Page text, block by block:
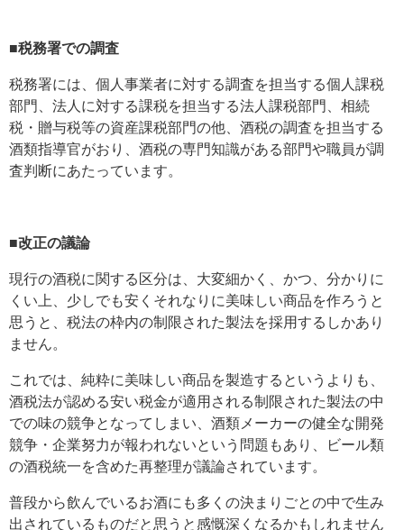
■税務署での調査
税務署には、個人事業者に対する調査を担当する個人課税
部門、法人に対する課税を担当する法人課税部門、相続
税・贈与税等の資産課税部門の他、酒税の調査を担当する
酒類指導官がおり、酒税の専門知識がある部門や職員が調
査判断にあたっています。
■改正の議論
現行の酒税に関する区分は、大変細かく、かつ、分かりに
くい上、少しでも安くそれなりに美味しい商品を作ろうと
思うと、税法の枠内の制限された製法を採用するしかあり
ません。
これでは、純粋に美味しい商品を製造するというよりも、
酒税法が認める安い税金が適用される制限された製法の中
での味の競争となってしまい、酒類メーカーの健全な開発
競争・企業努力が報われないという問題もあり、ビール類
の酒税統一を含めた再整理が議論されています。
普段から飲んでいるお酒にも多くの決まりごとの中で生み
出されているものだと思うと感慨深くなるかもしれません